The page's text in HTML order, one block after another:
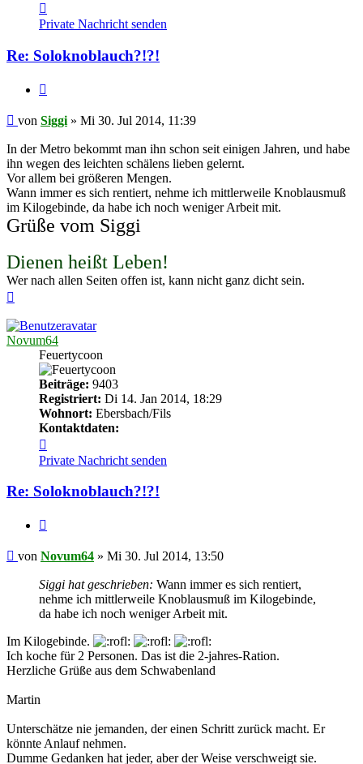
von
Siggi
Private Nachricht senden
Re: Soloknoblauch?!?!
Beitrag
von Siggi » Mi 30. Jul 2014, 11:39
In der Metro bekommt man ihn schon seit einigen Jahren, und habe
ihn wegen des leichten schälens lieben gelernt.
Vor allem bei größeren Mengen.
Wann immer es sich rentiert, nehme ich mittlerweile Knoblausmuß
im Kilogebinde, da habe ich noch weniger Arbeit mit.
Grüße vom Siggi
Dienen heißt Leben!
Wer nach allen Seiten offen ist, kann nicht ganz dicht sein.
Novum64
Feuertycoon
Beiträge: 9403
Registriert: Di 14. Jan 2014, 18:29
Wohnort: Ebersbach/Fils
Kontaktdaten:
von
Novum64
Private Nachricht senden
Re: Soloknoblauch?!?!
Beitrag
von Novum64 » Mi 30. Jul 2014, 13:50
Siggi hat geschrieben: Wann immer es sich rentiert,
nehme ich mittlerweile Knoblausmuß im Kilogebinde,
da habe ich noch weniger Arbeit mit.
Im Kilogebinde.
Ich koche für 2 Personen. Das ist die 2-jahres-Ration.
Herzliche Grüße aus dem Schwabenland
Martin
Unterschätze nie jemanden, der einen Schritt zurück macht. Er
könnte Anlauf nehmen.
Dumme Gedanken hat jeder, aber der Weise verschweigt sie.